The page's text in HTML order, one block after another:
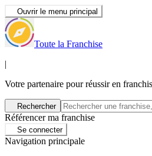
Ouvrir le menu principal
Toute la Franchise
|
Votre partenaire pour réussir en
Rechercher
Référencer ma franchise
Se connecter
Navigation principale